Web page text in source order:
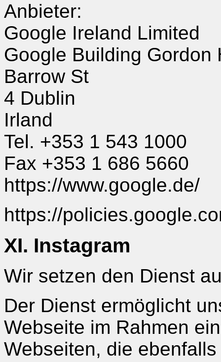
Anbieter:
Google Ireland Limited
Google Building Gordon
Barrow St
4 Dublin
Irland
Tel. +353 1 543 1000
Fax +353 1 686 5660
https://www.google.de/
https://
XI. Instagram
Wir setzen den Dienst
Der Dienst ermöglicht
Webseite im Rahmen
Webseiten, die